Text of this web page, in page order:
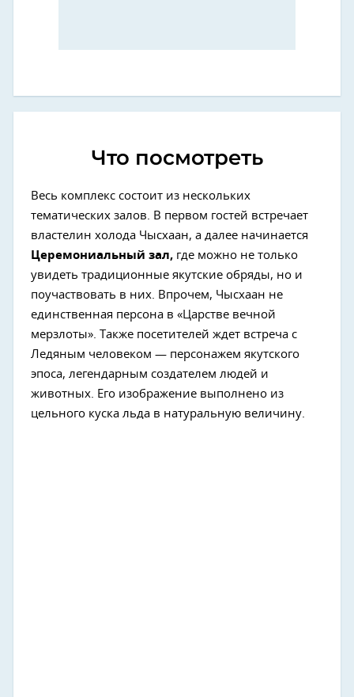
Что посмотреть
Весь комплекс состоит из нескольких
тематических залов. В первом гостей встречает
властелин холода Чысхаан, а далее начинается
Церемониальный зал, где можно не только
увидеть традиционные якутские обряды, но и
поучаствовать в них. Впрочем, Чысхаан не
единственная персона в «Царстве вечной
мерзлоты». Также посетителей ждет встреча с
Ледяным человеком — персонажем якутского
эпоса, легендарным создателем людей и
животных. Его изображение выполнено из
цельного куска льда в натуральную величину.